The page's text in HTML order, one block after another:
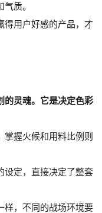
质。
得用户好感的产品，才
的灵魂。它是决定色彩
握火候和用料比例则
设定，直接决定了整套
样，不同的战场环境要